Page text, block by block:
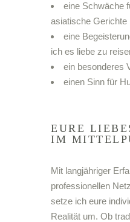
eine Schwäche
asiatische Gerichte
eine
ich es liebe zu
ein besonderes
einen Sinn für
EURE
IM
Mit langjähriger
professionellen
setze ich eure
Realität um. Ob